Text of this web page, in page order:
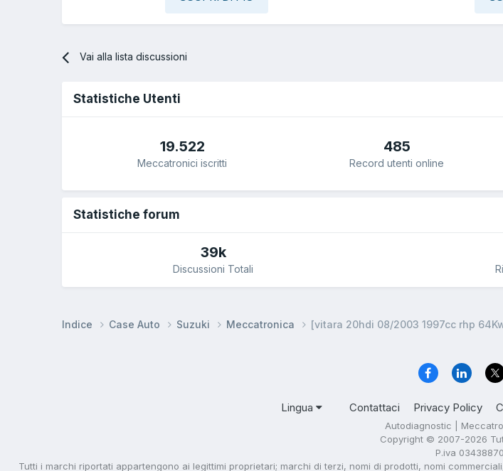
Vai alla lista discussioni
Statistiche Utenti
19.522
Meccatronici iscritti
485
Record utenti online
Statistiche forum
39k
Discussioni Totali
Indice Case Auto Suzuki Meccatronica [vitara 20hdi 08/2003 1997cc rhp
Lingua Contattaci Privacy Policy
Autodiagnostic |
Copyright © 2007-2026
P.iva
Tutti i marchi riportati appartengono ai legittimi proprietari; marchi di terzi, nomi di prodotti, nomi